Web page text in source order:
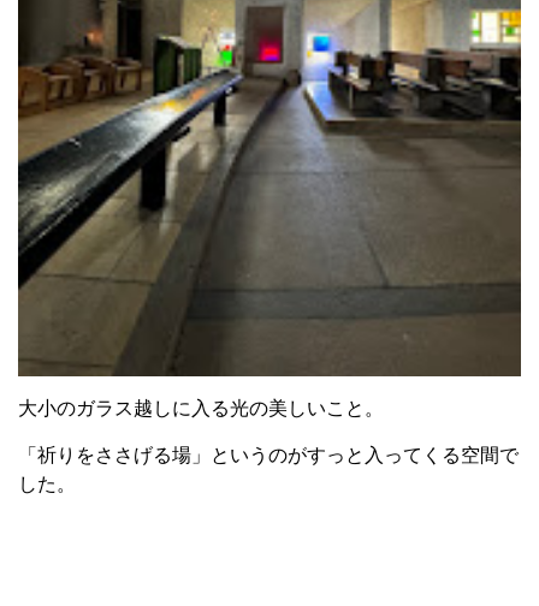
大小のガラス越しに入る光の美しいこと。
「祈りをささげる場」というのがすっと入ってくる空間で
した。